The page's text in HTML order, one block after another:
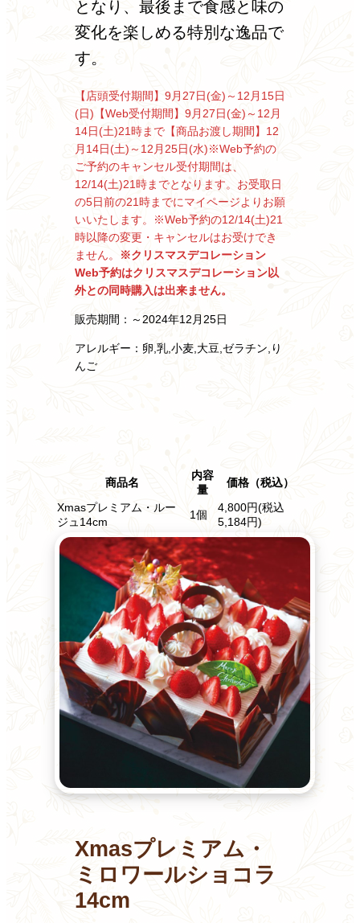
となり、最後まで食感と味の
変化を楽しめる特別な逸品で
す。
【店頭受付期間】9月27日(金)～12月15日
(日) 【Web受付期間】9月27日(金)～12月
14日(土)21時まで【商品お渡し期間】12
月14日(土)～12月25日(水)※Web予約の
ご予約のキャンセル受付期間は、
12/14(土)21時までとなります。 お受取日
の5日前の21時までにマイページよりお願
いいたします。
※Web予約の12/14(土)21
時以降の変更・キャンセルはお受けでき
ません。
※クリスマスデコレーション
Web予約はクリスマスデコレーション以
外との同時購入は出来ません。
販売期間：～2024年12月25日
アレルギー：卵,乳,小麦,大豆,ゼラチン,り
んご
商品名
内容
量
価格（税込）
Xmasプレミアム・ルー
ジュ14cm
1個
4,800円(税込
5,184円)
Xmasプレミアム・
ミロワールショコラ
14cm